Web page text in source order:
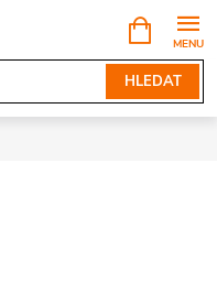
HLEDAT
NÁKUPNÍ
KOŠÍK